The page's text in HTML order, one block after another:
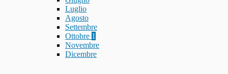
Luglio
Agosto
Settembre
Ottobre 1
Novembre
Dicembre